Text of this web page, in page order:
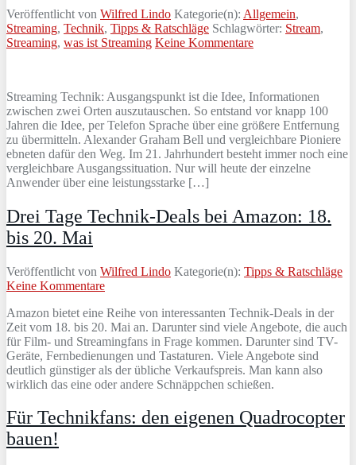
Veröffentlicht von Wilfred Lindo Kategorie(n): Allgemein,
Streaming, Technik, Tipps & Ratschläge Schlagwörter: Stream,
Streaming, was ist Streaming Keine Kommentare
Streaming Technik: Ausgangspunkt ist die Idee, Informationen
zwischen zwei Orten auszutauschen. So entstand vor knapp 100
Jahren die Idee, per Telefon Sprache über eine größere Entfernung
zu übermitteln. Alexander Graham Bell und vergleichbare Pioniere
ebneten dafür den Weg. Im 21. Jahrhundert besteht immer noch eine
vergleichbare Ausgangssituation. Nur will heute der einzelne
Anwender über eine leistungsstarke […]
Drei Tage Technik-Deals bei Amazon: 18.
bis 20. Mai
Veröffentlicht von Wilfred Lindo Kategorie(n): Tipps & Ratschläge
Keine Kommentare
Amazon bietet eine Reihe von interessanten Technik-Deals in der
Zeit vom 18. bis 20. Mai an. Darunter sind viele Angebote, die auch
für Film- und Streamingfans in Frage kommen. Darunter sind TV-
Geräte, Fernbedienungen und Tastaturen. Viele Angebote sind
deutlich günstiger als der übliche Verkaufspreis. Man kann also
wirklich das eine oder andere Schnäppchen schießen.
Für Technikfans: den eigenen Quadrocopter
bauen!